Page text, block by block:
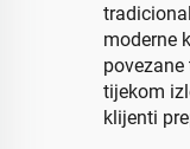
moderne
tijekom
klijenti